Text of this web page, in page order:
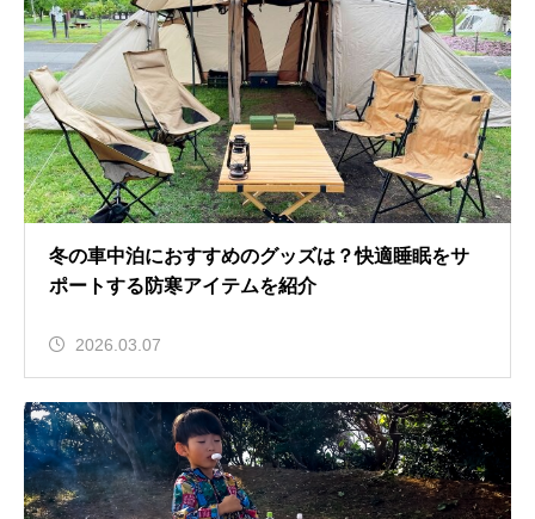
冬の車中泊におすすめのグッズは？快適睡眠をサ
ポートする防寒アイテムを紹介
2026.03.07